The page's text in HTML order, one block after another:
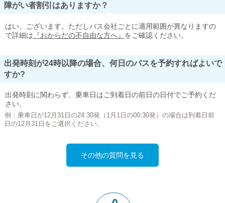
障がい者割引はありますか？
はい、ございます。ただしバス会社ごとに適用範囲が異なりますの
で詳細は 『おからだの不自由な方へ』 をご確認ください。
出発時刻が24時以降の場合、何日のバスを予約すればよいで
すか?
出発時刻に関わらず、乗車日はご到着日の前日の日付でご予約くだ
さい。
例：乗車日が12月31日の24:30発（1月1日の00:30発）の場合は到着日前
日の12月31日をご選択ください。
その他の質問を見る